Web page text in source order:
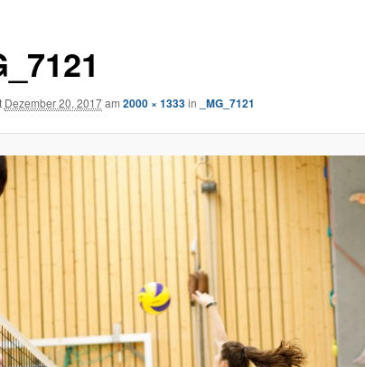
Dezember 20, 2017am 2000 × 1333in _MG_7121